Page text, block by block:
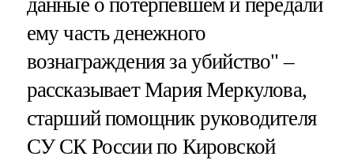
данные о потерпевшем и передали
ему часть денежного
вознаграждения за убийство" –
рассказывает Мария Меркулова,
старший помощник руководителя
СУ СК России по Кировской